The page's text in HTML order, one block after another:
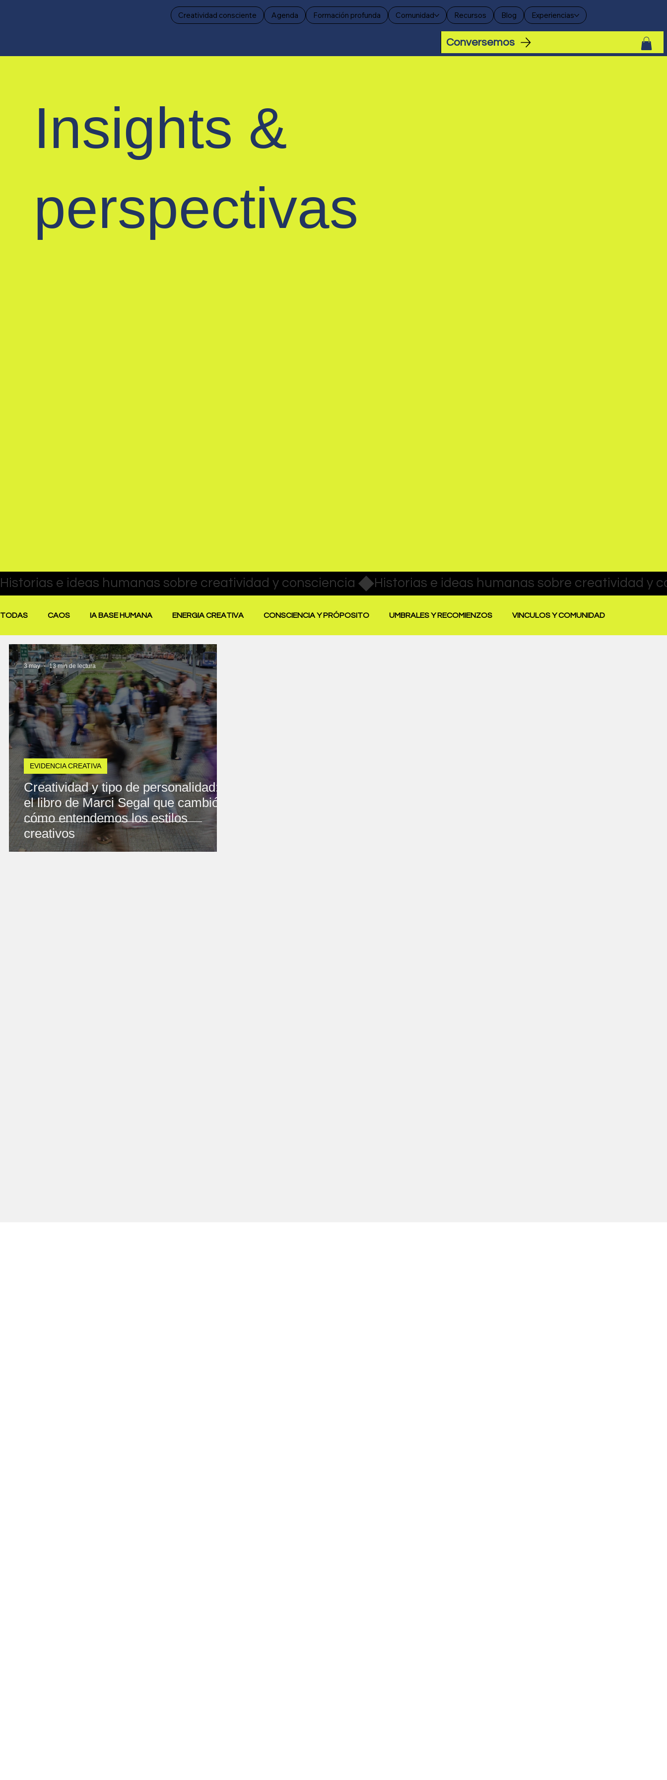
Conversemos
Creatividad consciente Agenda Formación profunda Comunidad Recursos Blog Experiencias
Insights &
perspectivas
TODAS CAOS IA BASE HUMANA ENERGIA CREATIVA CONSCIENCIA Y PRÓPOSITO UMBRALES Y RECOMIENZOS VINCULOS Y COMUNIDAD
PAUSA Y RECALIBRACIÓN DESTACADAS PENSAR LA CREATIVIDAD
Creatividad y tipo de personalidad:
el libro de Marci Segal que cambió
cómo entendemos los estilos
creativos
EVIDENCIA CREATIVA
3 may 13 min de lectura